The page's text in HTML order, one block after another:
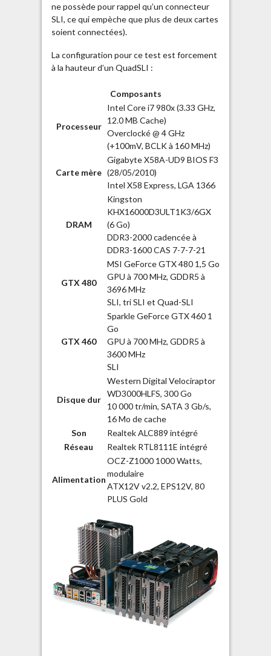
ne possède pour rappel qu’un connecteur
SLI, ce qui empèche que plus de deux cartes
soient connectées).
La configuration pour ce test est forcement
à la hauteur d’un QuadSLI :
Composants
Processeur
Intel Core i7 980x (3.33 GHz,
12.0 MB Cache)
Overclocké @ 4 GHz
(+100mV, BCLK à 160 MHz)
Carte mère
Gigabyte X58A-UD9 BIOS F3
(28/05/2010)
Intel X58 Express, LGA 1366
DRAM
Kingston
KHX16000D3ULT1K3/6GX
(6 Go)
DDR3-2000 cadencée à
DDR3-1600 CAS 7-7-7-21
GTX 480
MSI GeForce GTX 480 1,5 Go
GPU à 700 MHz, GDDR5 à
3696 MHz
SLI, tri SLI et Quad-SLI
GTX 460
Sparkle GeForce GTX 460 1
Go
GPU à 700 MHz, GDDR5 à
3600 MHz
SLI
Disque dur
Western Digital Velociraptor
WD3000HLFS, 300 Go
10 000 tr/min, SATA 3 Gb/s,
16 Mo de cache
Son
Realtek ALC889 intégré
Réseau
Realtek RTL8111E intégré
Alimentation
OCZ-Z1000 1000 Watts,
modulaire
ATX12V v2.2, EPS12V, 80
PLUS Gold